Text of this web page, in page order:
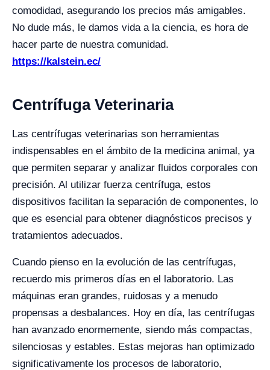
comodidad, asegurando los precios más amigables.
No dude más, le damos vida a la ciencia, es hora de
hacer parte de nuestra comunidad.
https://kalstein.ec/
Centrífuga Veterinaria
Las centrífugas veterinarias son herramientas
indispensables en el ámbito de la medicina animal, ya
que permiten separar y analizar fluidos corporales con
precisión. Al utilizar fuerza centrífuga, estos
dispositivos facilitan la separación de componentes, lo
que es esencial para obtener diagnósticos precisos y
tratamientos adecuados.
Cuando pienso en la evolución de las centrífugas,
recuerdo mis primeros días en el laboratorio. Las
máquinas eran grandes, ruidosas y a menudo
propensas a desbalances. Hoy en día, las centrífugas
han avanzado enormemente, siendo más compactas,
silenciosas y estables. Estas mejoras han optimizado
significativamente los procesos de laboratorio,